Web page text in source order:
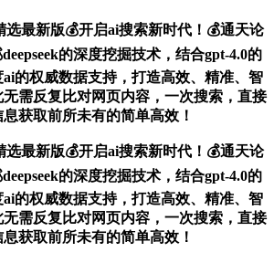
选最新版💰开启ai搜索新时代！💰通天论
的深度挖掘技术，结合gpt-4.0的
的权威数据支持，打造高效、精准、智
需反复比对网页内容，一次搜索，直接
获取前所未有的简单高效！
选最新版💰开启ai搜索新时代！💰通天论
的深度挖掘技术，结合gpt-4.0的
的权威数据支持，打造高效、精准、智
需反复比对网页内容，一次搜索，直接
获取前所未有的简单高效！